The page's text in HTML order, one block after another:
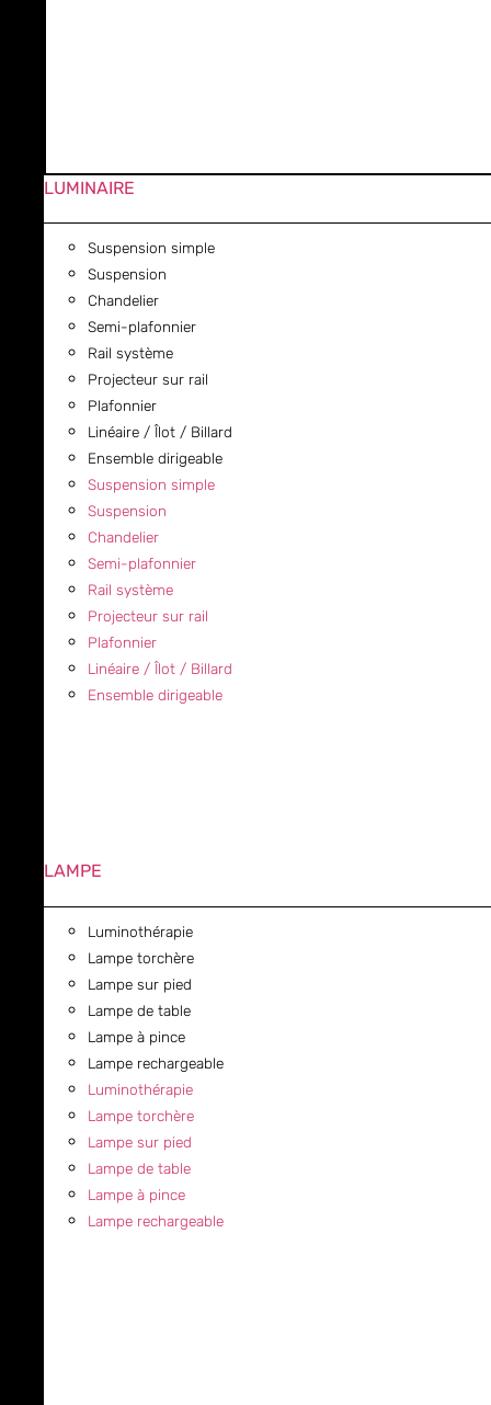
LUMINAIRE
Suspension simple
Suspension
Chandelier
Semi-plafonnier
Rail système
Projecteur sur rail
Plafonnier
Linéaire / Îlot / Billard
Ensemble dirigeable
Suspension simple
Suspension
Chandelier
Semi-plafonnier
Rail système
Projecteur sur rail
Plafonnier
Linéaire / Îlot / Billard
Ensemble dirigeable
LAMPE
Luminothérapie
Lampe torchère
Lampe sur pied
Lampe de table
Lampe à pince
Lampe rechargeable
Luminothérapie
Lampe torchère
Lampe sur pied
Lampe de table
Lampe à pince
Lampe rechargeable